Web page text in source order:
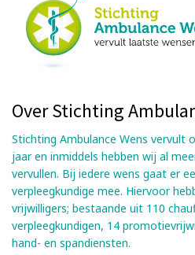
Over Stichting
Stichting Ambulance Wens vervult
jaar en inmiddels hebben wij al
vervullen. Bij iedere wens gaat er
verpleegkundige mee. Hiervoor
vrijwilligers; bestaande uit 110
verpleegkundigen, 14
hand- en spandiensten.